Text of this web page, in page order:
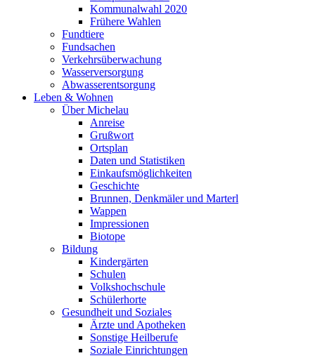
Kommunalwahl 2020
Frühere Wahlen
Fundtiere
Fundsachen
Verkehrsüberwachung
Wasserversorgung
Abwasserentsorgung
Leben & Wohnen
Über Michelau
Anreise
Grußwort
Ortsplan
Daten und Statistiken
Einkaufsmöglichkeiten
Geschichte
Brunnen, Denkmäler und Marterl
Wappen
Impressionen
Biotope
Bildung
Kindergärten
Schulen
Volkshochschule
Schülerhorte
Gesundheit und Soziales
Ärzte und Apotheken
Sonstige Heilberufe
Soziale Einrichtungen